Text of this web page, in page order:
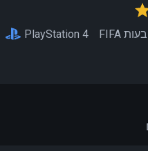
PlayStation 4